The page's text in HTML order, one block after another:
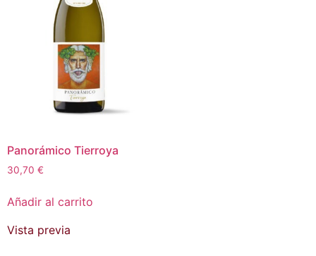
Panorámico Tierroya
30,70 €
Añadir al carrito
Vista previa